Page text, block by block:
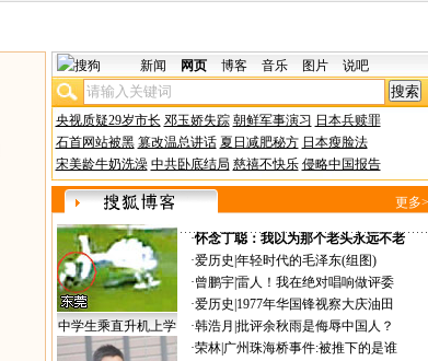
新闻 网页 博客 音乐 图片 说吧
央视质疑29岁市长 邓玉娇失踪 朝鲜军事演习 日本兵赎罪
石首网站被黑 篡改温总讲话 夏日减肥秘方 日本瘦脸法
宋美龄牛奶洗澡 中共卧底结局 慈禧不快乐 侵略中国报告
更多
中学生乘直升机上学
·怀念丁聪：我以为那个老头永远不老
·爱历史 年轻时代的毛泽东(组图)
·曾鹏宇|雷人！我在绝对唱响做评委
·爱历史 1977年华国锋视察大庆油田
·韩浩月 批评余秋雨是侮辱中国人？
·荣林| 广州珠海桥事件:被推下的是谁